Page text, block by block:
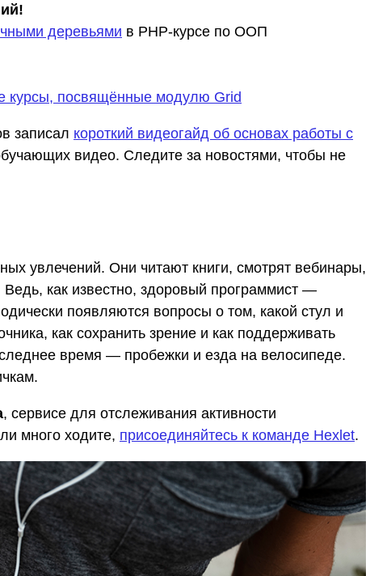
деревьями в PHP-курсе по ООП
курсы, посвящённые модулю Grid
записал короткий видеогайд об основах работы с
видео. Следите за новостями, чтобы не
увлечений. Они читают книги, смотрят вебинары,
как известно, здоровый программист —
появляются вопросы о том, какой стул и
как сохранить зрение и как поддерживать
время — пробежки и езда на велосипеде.
, сервисе для отслеживания активности
много ходите, присоединяйтесь к команде Hexlet.